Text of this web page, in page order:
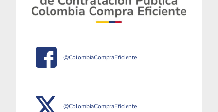
@ColombiaCompraEficiente
@ColombiaCompraEficiente